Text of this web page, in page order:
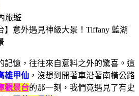
旅遊
記憶，往往來自意料之外的驚喜。這
雄甲仙 ，沒想到開著車沿著南橫公路
觀景台的那一刻，我們竟遇見了有史